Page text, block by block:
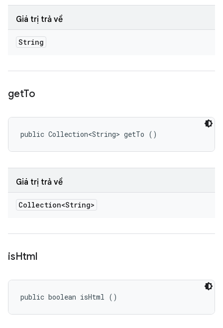
Giá trị trả về
String
getTo
public Collection<String> getTo ()
Giá trị trả về
Collection<String>
isHtml
public boolean isHtml ()